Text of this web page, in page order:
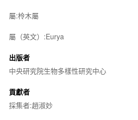
屬:柃木屬
屬（英文）:Eurya
出版者
中央研究院生物多樣性研究中心
貢獻者
採集者:趙淑妙